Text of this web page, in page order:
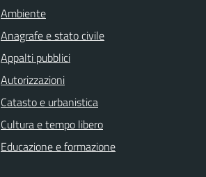
Ambiente
Anagrafe e stato civile
Appalti pubblici
Autorizzazioni
Catasto e urbanistica
Cultura e tempo libero
Educazione e formazione